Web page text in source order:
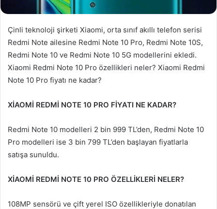
Çinli teknoloji şirketi Xiaomi, orta sınıf akıllı telefon serisi
Redmi Note ailesine Redmi Note 10 Pro, Redmi Note 10S,
Redmi Note 10 ve Redmi Note 10 5G modellerini ekledi.
Xiaomi Redmi Note 10 Pro özellikleri neler? Xiaomi Redmi
Note 10 Pro fiyatı ne kadar?
XİAOMİ REDMİ NOTE 10 PRO FİYATI NE KADAR?
Redmi Note 10 modelleri 2 bin 999 TL’den, Redmi Note 10
Pro modelleri ise 3 bin 799 TL’den başlayan fiyatlarla
satışa sunuldu.
XİAOMİ REDMİ NOTE 10 PRO ÖZELLİKLERİ NELER?
108MP sensörü ve çift yerel ISO özellikleriyle donatılan